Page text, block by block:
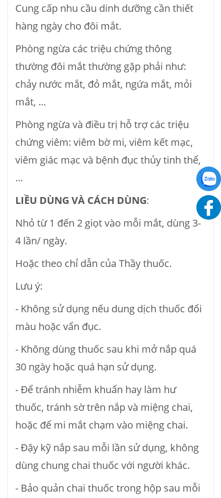
Cung cấp nhu cầu dinh dưỡng cần thiết
hàng ngày cho đôi mắt.
Phòng ngừa các triệu chứng thông
thường đôi mắt thường gặp phải như:
chảy nước mắt, đỏ mắt, ngứa mắt, mỏi
mắt, ...
Phòng ngừa và điều trị hỗ trợ các triệu
chứng viêm: viêm bờ mi, viêm kết mạc,
viêm giác mạc và bệnh đục thủy tinh thể,
…
LIỀU DÙNG VÀ CÁCH DÙNG:
Nhỏ từ 1 đến 2 giọt vào mỗi mắt, dùng 3-
4 lần/ ngày.
Hoặc theo chỉ dẫn của Thầy thuốc.
Lưu ý:
- Không sử dụng nếu dung dịch thuốc đổi
màu hoặc vẩn đục.
- Không dùng thuốc sau khi mở nắp quá
30 ngày hoặc quá hạn sử dụng.
- Để tránh nhiễm khuẩn hay làm hư
thuốc, tránh sờ trên nắp và miệng chai,
hoặc để mi mắt chạm vào miệng chai.
- Đậy kỹ nắp sau mỗi lần sử dụng, không
dùng chung chai thuốc với người khác.
- Bảo quản chai thuốc trong hộp sau mỗi